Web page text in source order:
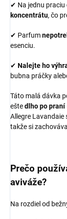
✔ Na jednu praciu
koncentrátu, čo
✔ Parfum
esenciu.
✔ Nalejte ho
bubna práčky
Táto malá dávka
eštedlho po praní
Allegre Lavandaie
takže si
Prečo
aviváže?
Na rozdiel od